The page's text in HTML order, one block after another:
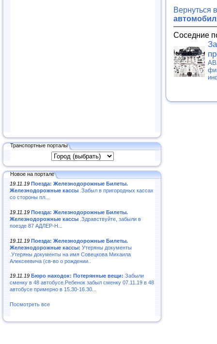
Транспортные порталы
Новое на портале
19.11.19 Поезда: Железнодорожные Билеты.
Железнодорожные кассы .Забыл в пригородных кассах
со стороны пл...
19.11.19 Поезда: Железнодорожные Билеты.
Железнодорожные кассы .Здравствуйте, забыли в
поезде 87 АДЛЕР-Н...
19.11.19 Поезда: Железнодорожные Билеты.
Железнодорожные кассы: Утеряны документы
.Утеряны документы на имя Совецкова Михаила
Алексеевича (св-во о рождении..
19.11.19 Бюро находок: Потерянные вещи: Забыли
сменку в 48 автобусе.Ребенок забыл сменку 07.11.19 в 48
автобусе примерно в 15.30-16.30...
Посмотреть все
Вернуться
Соседние